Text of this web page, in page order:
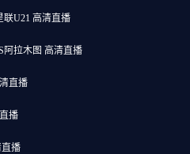
联U21 高清直播
阿拉木图 高清直播
直播
播
播